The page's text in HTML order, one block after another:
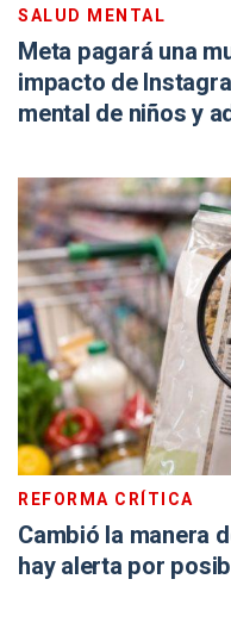
SALUD MENTAL
Meta pagará una
impacto de
mental de niños y
REFORMA CRÍTICA
Cambió la manera
hay alerta por